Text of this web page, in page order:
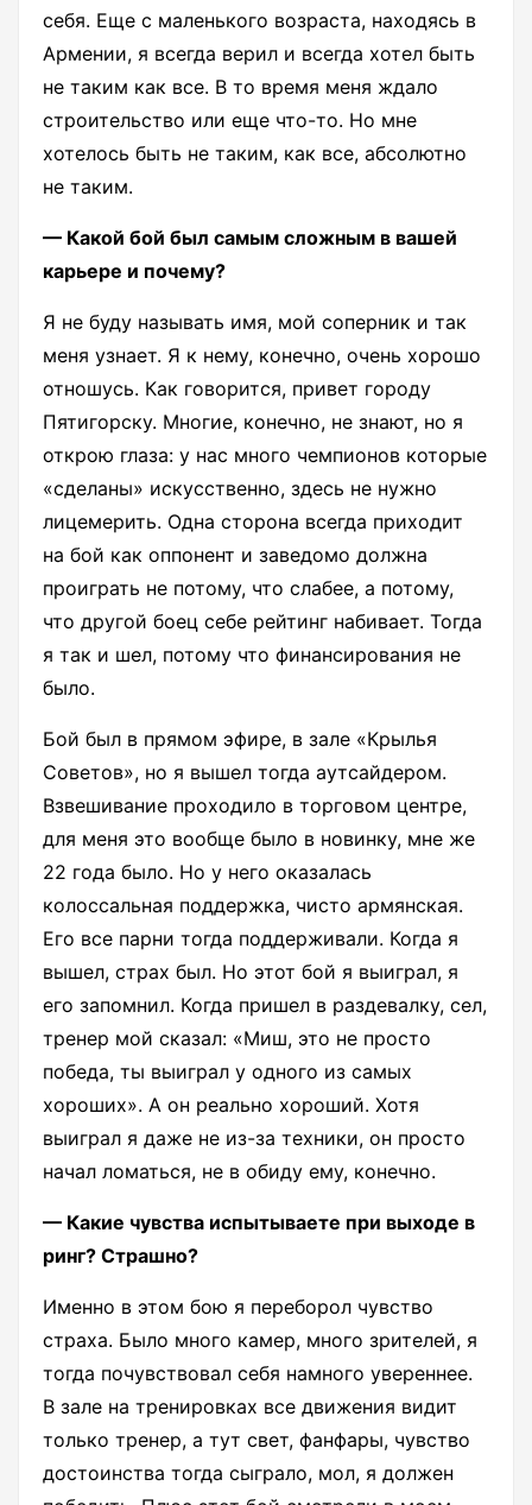
себя. Еще с маленького возраста, находясь в
Армении, я всегда верил и всегда хотел быть
не таким как все. В то время меня ждало
строительство или еще что-то. Но мне
хотелось быть не таким, как все, абсолютно
не таким.
— Какой бой был самым сложным в вашей
карьере и почему?
Я не буду называть имя, мой соперник и так
меня узнает. Я к нему, конечно, очень хорошо
отношусь. Как говорится, привет городу
Пятигорску. Многие, конечно, не знают, но я
открою глаза: у нас много чемпионов которые
«сделаны» искусственно, здесь не нужно
лицемерить. Одна сторона всегда приходит
на бой как оппонент и заведомо должна
проиграть не потому, что слабее, а потому,
что другой боец себе рейтинг набивает. Тогда
я так и шел, потому что финансирования не
было.
Бой был в прямом эфире, в зале «Крылья
Советов», но я вышел тогда аутсайдером.
Взвешивание проходило в торговом центре,
для меня это вообще было в новинку, мне же
22 года было. Но у него оказалась
колоссальная поддержка, чисто армянская.
Его все парни тогда поддерживали. Когда я
вышел, страх был. Но этот бой я выиграл, я
его запомнил. Когда пришел в раздевалку, сел,
тренер мой сказал: «Миш, это не просто
победа, ты выиграл у одного из самых
хороших». А он реально хороший. Хотя
выиграл я даже не из-за техники, он просто
начал ломаться, не в обиду ему, конечно.
— Какие чувства испытываете при выходе в
ринг? Страшно?
Именно в этом бою я переборол чувство
страха. Было много камер, много зрителей, я
тогда почувствовал себя намного увереннее.
В зале на тренировках все движения видит
только тренер, а тут свет, фанфары, чувство
достоинства тогда сыграло, мол, я должен